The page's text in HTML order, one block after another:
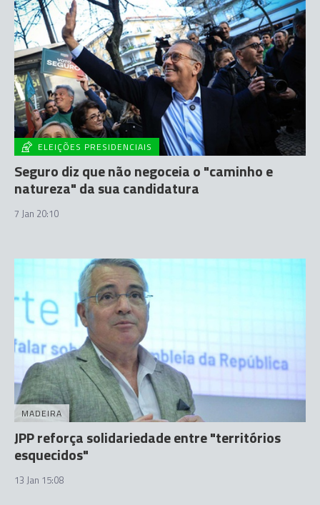
ELEIÇÕES PRESIDENCIAIS
Seguro diz que não negoceia o "caminho e
natureza" da sua candidatura
7 Jan 20:10
MADEIRA
JPP reforça solidariedade entre "territórios
esquecidos"
13 Jan 15:08